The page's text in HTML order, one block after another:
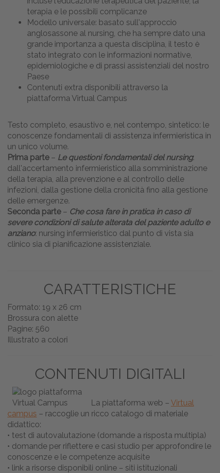
terapia e le possibili complicanze
Modello universale: basato sull'approccio
anglosassone al nursing, che ha sempre dato una
grande importanza a questa disciplina, il testo è
stato integrato con le informazioni normative,
epidemiologiche e di prassi assistenziali del nostro
Paese
Contenuti extra disponibili attraverso la
piattaforma Virtual Campus
Testo completo, esaustivo e, nel contempo, sintetico: le
conoscenze fondamentali di assistenza infermieristica in
un unico volume.
Prima parte– Le questioni fondamentali del nursing:
dall'accertamento infermieristico alla somministrazione
della terapia, alla prevenzione e al controllo delle
infezioni, dalla gestione della cronicità fino alla gestione
delle emergenze.
Seconda parte– Che cosa fare in pratica in caso di
severe condizioni di salute alterata del paziente adulto e
anziano: nursing infermieristico dal punto di vista sia
clinico sia di pianificazione assistenziale.
CARATTERISTICHE
Formato: 19 x 26 cm
Brossura con alette
Pagine: 560
Illustrato a colori
CONTENUTI DIGITALI
La piattaforma web – Virtual
campus – raccoglie un ricco catalogo di materiale
didattico:
• test di autovalutazione (domande a risposta multipla)
• domande per riflettere e casi studio per approfondire le
conoscenze e le competenze acquisite
• link a risorse disponibili online – siti istituzionali